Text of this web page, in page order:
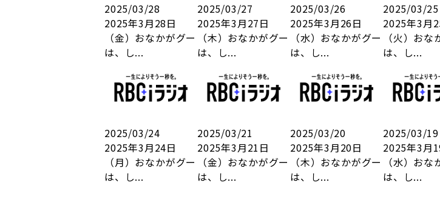
2025/03/28
2025年3月28日
（金）おなかがグー
は、し...
2025/03/27
2025年3月27日
（木）おなかがグー
は、し...
2025/03/26
2025年3月26日
（水）おなかがグー
は、し...
2025/03/25
2025年3月
（火）おな
は、し...
2025/03/24
2025年3月24日
（月）おなかがグー
は、し...
2025/03/21
2025年3月21日
（金）おなかがグー
は、し...
2025/03/20
2025年3月20日
（木）おなかがグー
は、し...
2025/03/19
2025年3月
（水）おな
は、し...